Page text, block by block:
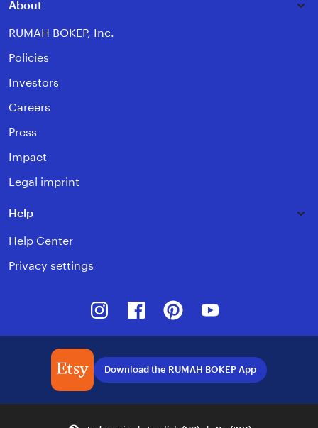
About
RUMAH BOKEP, Inc.
Policies
Investors
Careers
Press
Impact
Legal imprint
Help
Help Center
Privacy settings
InstagramFacebookPinterest
Download the RUMAH BOKEP App